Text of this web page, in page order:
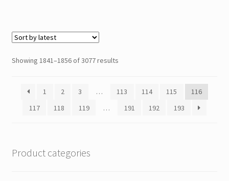
Showing 1841–1856 of 3077 results
1 2 3 … 113 114 115
116
117
118 119 … 191 192 193
Product categories